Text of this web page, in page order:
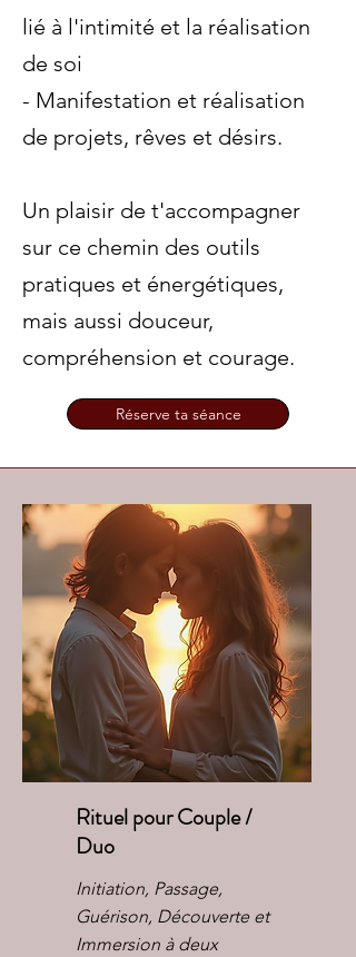
lié à l'intimité et la réalisation
de soi
- Manifestation et réalisation
de projets, rêves et désirs.
Un plaisir de t'accompagner
sur ce chemin des outils
pratiques et énergétiques,
mais aussi douceur,
compréhension et courage. ​​​​
Réserve ta séance
Rituel pour Couple /
Duo
Initiation, Passage,
Guérison, Découverte et
Immersion à deux